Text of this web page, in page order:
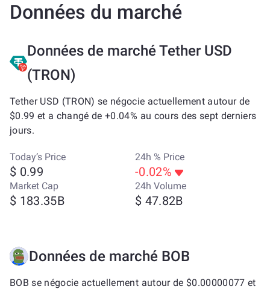
Données du marché
Données de marché Tether USD
(TRON)
Tether USD (TRON) se négocie actuellement autour de
$0.99 et a changé de +0.04% au cours des sept derniers
jours.
Today’s Price
$ 0.99
24h % Price
-0.02%
Market Cap
$ 183.35B
24h Volume
$ 47.82B
Données de marché BOB
BOB se négocie actuellement autour de $0.00000077 et